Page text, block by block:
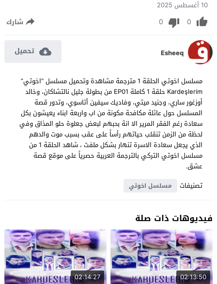
10 أغسطس 2025
0
0 شارك
Esheeq تحميل
مسلسل اخوتي الحلقة 1 مترجمة مشاهدة وتحميل مسلسل “اخوتي”
Kardeşlerim حلقة 1 كاملة EP01 من بطولة جليل نالتشاكان، وخالد
أوزغور ساري، وجنيد ميتي، وفاديك سيفين أتاسوي، وتدور قصة
المسلسل حول عائلة مكافحة مكونة من اب واربعة ابناء يعيشون بكل
سعادة رغم الفقر المرير الا انة بحبهم لبعض جعلوة حلو المذاق وفي
لحظة من الزمن تنقلب حياتهم رأساً على عقب بسبب موت والدهم
الذي يجعل سعادة الاسرة تنهار بشكل ملفت ، شاهد الحلقة 1 من
مسلسل اخوتي التركي بالترجمة العربية حصرياً على موقع قصة
عشق.
تصنيفات
مسلسل اخوتي
فيديوهات ذات صلة
02:13:50
02:14:27